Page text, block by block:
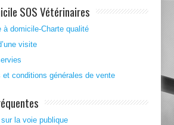
SOS Vétérinaires
à domicile-Charte qualité
visite
et conditions générales de vente
la voie publique